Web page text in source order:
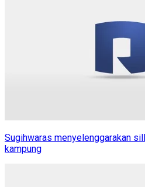
Sugihwaras menyelenggarakan
kampung